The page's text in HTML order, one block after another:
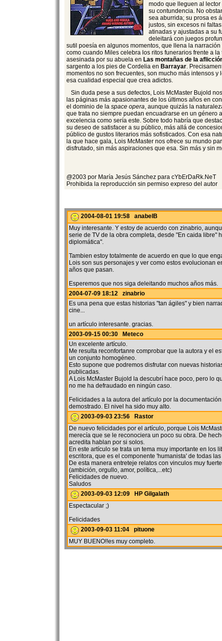
modo que lleguen al
su contundencia. No
sea aburrida; su prosa es
justos, sin excesos ni
atinadas y ajustadas a su
deleitará con juegos
sutil poesía en algunos momentos, que llena la
como cuando Miles celebra los ritos funerarios frente a
asesinada por su abuela en Las montañas de la
sargento a los pies de Cordelia en Barrayar.
momentos no son frecuentes, son mucho más intensos y
esa cualidad especial que crea adictos.
Sin duda pese a sus defectos, Lois McMaster Bujold
las páginas más apasionantes de los últimos años en
el dominio de la space opera, aunque quizás la
que trata no siempre puedan encuadrarse en un género
excelencia como sería este. Sobre todo habría que
su deseo de satisfacer a su público, más allá de
público de gustos literarios más sofisticados. Con esa
la que hace gala, Lois McMaster nos ofrece su mundo
disfrutado, sin más aspiraciones que esa. Sin más y sin
@2003 por María Jesús Sánchez para cYbErDaRk.NeT
Prohibida la reproducción sin permiso expreso del autor
2004-08-01 19:58 anabelB
Muy interesante. Y estoy de acuerdo con zinabrio,
serie de TV de la obra completa, desde "En caida libre"
diplomática".
Tambien estoy totalmente de acuerdo en que lo que
Lois son sus personajes y ver como estos evolucionan
años que pasan.
Esperemos que nos siga deleitando muchos años más.
2004-07-09 18:12 zinabrio
Es una pena que estas historias "tan ágiles" y bien
cine...
un artículo interesante. gracias.
2003-09-15 00:30 Meteco
Un excelente artículo.
Me resulta reconfortanre comprobar que la autora y el
un conjunto homogéneo.
Esto supone que podremos disfrutar con nuevas
publicadas.
A Lois McMaster Bujold la descubrí hace poco, pero lo
no me ha defraudado en ningún caso.
Felicidades a la autora del artículo por la
demostrado. El nivel ha sido muy alto.
2003-09-03 23:56 Rastor
De nuevo felicidades por el artículo, porque Lois
merecía que se le reconociera un poco su obra. De
acredita hablan por si solos.
En este artículo se trata un tema muy importante en los
escritora, que es el componente 'humanista' de todas
De esta manera entreteje relatos con vinculos muy
(ambición, orgullo, amor, política,...etc)
Felicidades de nuevo.
Saludos
2003-09-03 12:09 HP Gilgalath
Espectacular ;)
Felicidades
2003-09-03 11:04 pituone
MUY BUENO!!es muy completo.